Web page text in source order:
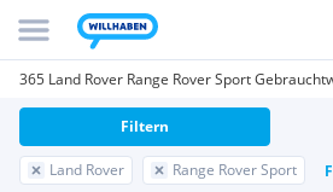
365 Land Rover Range Rover Sport
Land Rover Range Rover Sport
Filtern